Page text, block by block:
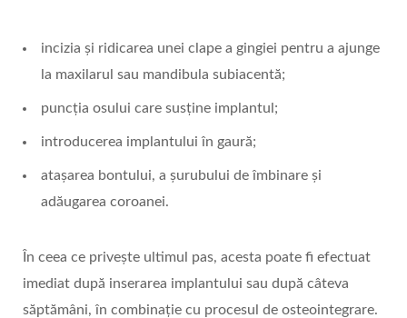
incizia și ridicarea unei clape a gingiei pentru a ajunge
la maxilarul sau mandibula subiacentă;
puncția osului care susține implantul;
introducerea implantului în gaură;
atașarea bontului, a șurubului de îmbinare și
adăugarea coroanei.
În ceea ce privește ultimul pas, acesta poate fi efectuat
imediat după inserarea implantului sau după câteva
săptămâni, în combinație cu procesul de osteointegrare.